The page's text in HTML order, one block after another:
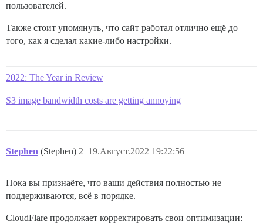
пользователей.
Также стоит упомянуть, что сайт работал отлично ещё до
того, как я сделал какие-либо настройки.
2022: The Year in Review
S3 image bandwidth costs are getting annoying
Stephen (Stephen) 19.Август.2022 19:22:56
2
Пока вы признаёте, что ваши действия полностью не
поддерживаются, всё в порядке.
CloudFlare продолжает корректировать свои оптимизации: